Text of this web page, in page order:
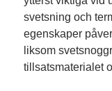
svetsning och
egenskaper
liksom
tillsatsmaterialet